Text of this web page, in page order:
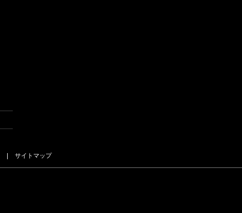
サイトマップ